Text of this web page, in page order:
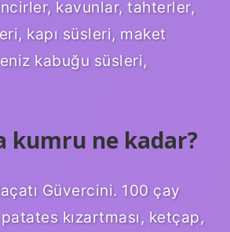
kavunlar, tahterler,
kapı süsleri, maket
kabuğu süsleri,
kumru ne kadar?
Güvercini. 100 çay
patates kızartması, ketçap,